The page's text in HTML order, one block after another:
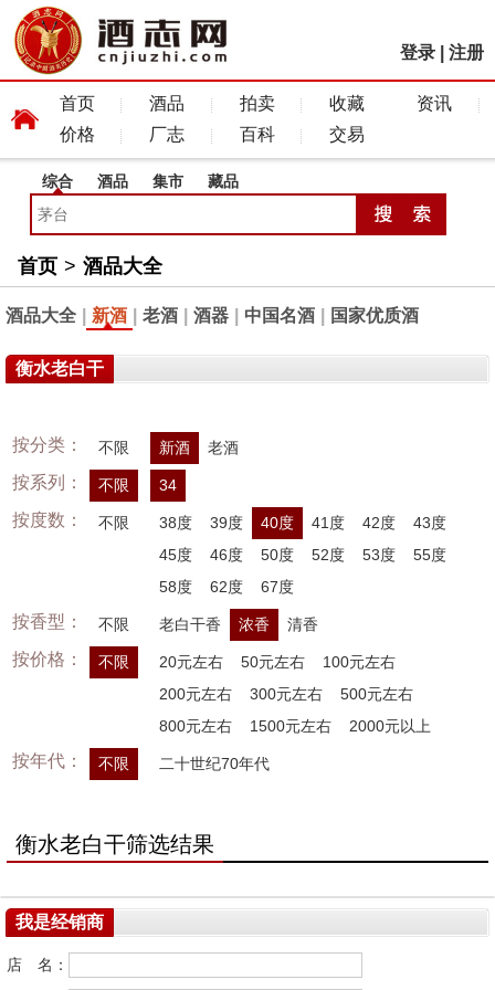
登录 注册
首页 酒品 拍卖 收藏
资讯
价格
厂志 百科 交易
综合 酒品 集市 藏品
首页 > 酒品大全
酒品大全 新酒 老酒 酒器 中国名酒 国家优质酒
衡水老白干
按分类： 不限 新酒 老酒
按系列： 不限 34
按度数： 不限 38度 39度 40度 41度 42度
43度
45度
46度 50度 52度 53度
55度
58度
62度 67度
按香型： 不限 老白干香 浓香 清香
按价格： 不限 20元左右 50元左右
100元左右
200元左右
300元左右
500元左右
800元左右
1500元左右 2000元以上
按年代： 不限 二十世纪70年代
衡水老白干筛选结果
我是经销商
店 名：